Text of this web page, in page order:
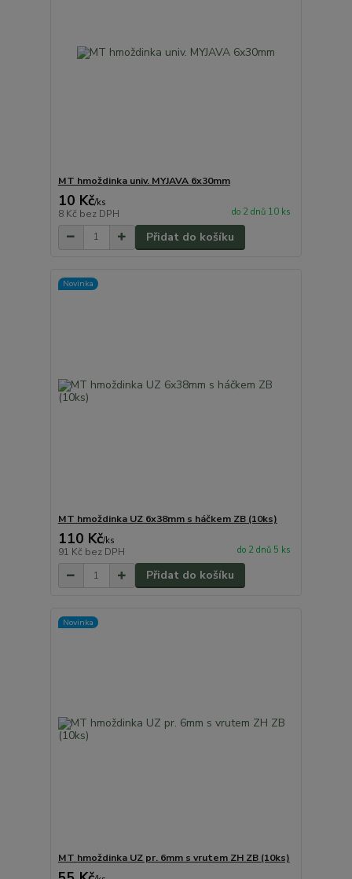
MT hmoždinka univ. MYJAVA 6x30mm
10 Kč/ks
8 Kč bez DPH do 2 dnů 10 ks
Přidat do košíku
Novinka
MT hmoždinka UZ 6x38mm s háčkem ZB (10ks)
110 Kč/ks
91 Kč bez DPH do 2 dnů 5 ks
Přidat do košíku
Novinka
MT hmoždinka UZ pr. 6mm s vrutem ZH ZB (10ks)